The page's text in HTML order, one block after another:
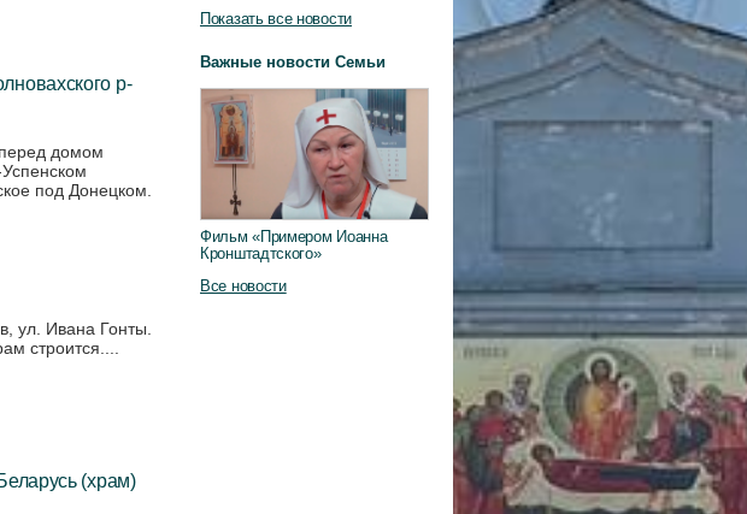
р-
домом
под Донецком.
ул. Ивана Гонты.
строится....
(храм)
Показать все новости
Важные новости Семьи
Фильм «Примером Иоанна
Кронштадтского»
Все новости